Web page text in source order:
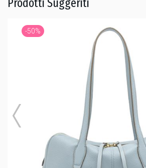
Prodotti Suggeriti
-50%